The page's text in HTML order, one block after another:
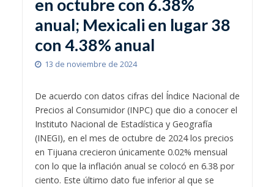
en octubre con 6.38%
anual; Mexicali en lugar 38
con 4.38% anual
13 de noviembre de 2024
De acuerdo con datos cifras del Índice Nacional de
Precios al Consumidor (INPC) que dio a conocer el
Instituto Nacional de Estadística y Geografía
(INEGI), en el mes de octubre de 2024 los precios
en Tijuana crecieron únicamente 0.02% mensual
con lo que la inflación anual se colocó en 6.38 por
ciento. Este último dato fue inferior al que se